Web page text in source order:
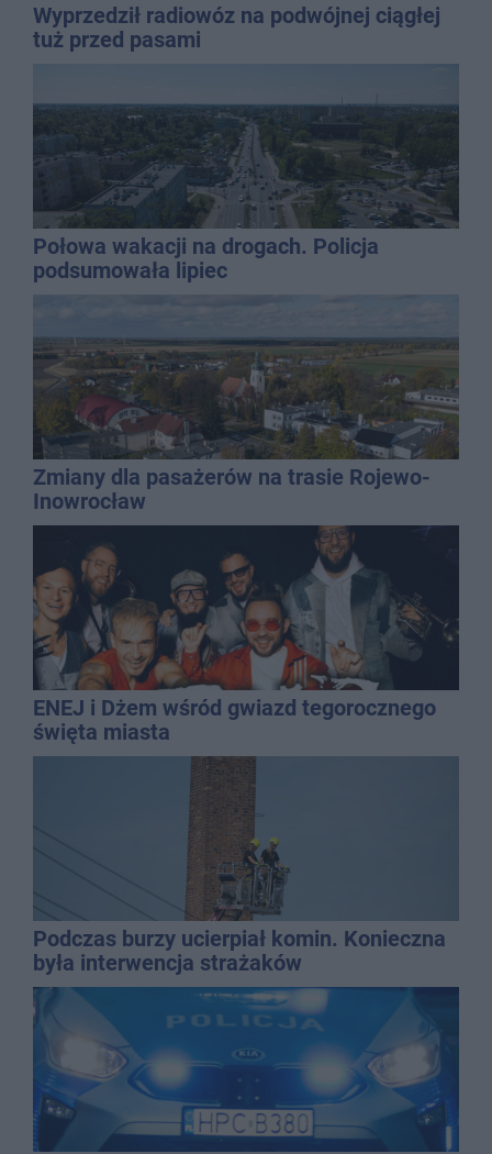
Wyprzedził radiowóz na podwójnej ciągłej
tuż przed pasami
Połowa wakacji na drogach. Policja
podsumowała lipiec
Zmiany dla pasażerów na trasie Rojewo-
Inowrocław
ENEJ i Dżem wśród gwiazd tegorocznego
święta miasta
Podczas burzy ucierpiał komin. Konieczna
była interwencja strażaków